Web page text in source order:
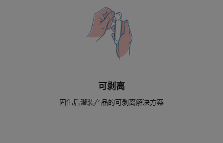
可剥离
固化后灌装产品的可剥离解决方案